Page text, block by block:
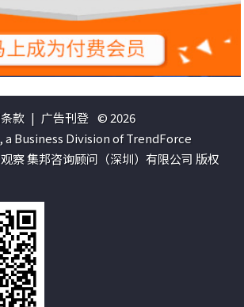
款 | 广告刊登 © 2026
a Business Division of TrendForce
察 集邦咨询顾问（深圳）有限公司 版权